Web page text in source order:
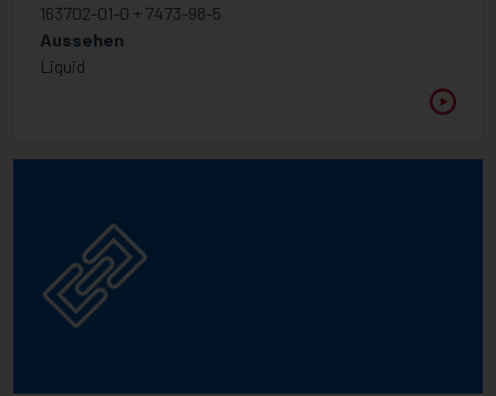
163702-01-0 + 7473-98-5
Aussehen
Liquid